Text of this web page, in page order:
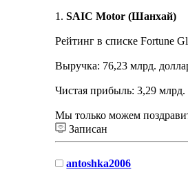
1.SAIC Motor (Шанхай)
Рейтинг в списке Fortune
Выручка: 76,23 млрд.
Чистая прибыль: 3,29 млрд.
Мы только можем
Записан
antoshka2006